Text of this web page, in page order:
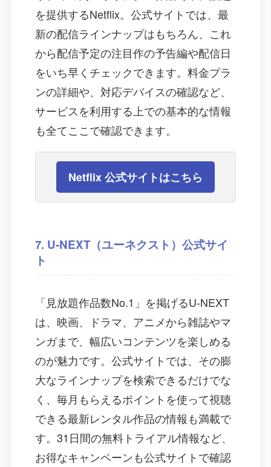
を提供するNetflix。公式サイトでは、最
新の配信ラインナップはもちろん、これ
から配信予定の注目作の予告編や配信日
をいち早くチェックできます。料金プラ
ンの詳細や、対応デバイスの確認など、
サービスを利用する上での基本的な情報
も全てここで確認できます。
Netflix 公式サイトはこちら
7. U-NEXT（ユーネクスト）公式サイ
ト
「見放題作品数No.1」を掲げるU-NEXT
は、映画、ドラマ、アニメから雑誌やマ
ンガまで、幅広いコンテンツを楽しめる
のが魅力です。公式サイトでは、その膨
大なラインナップを検索できるだけでな
く、毎月もらえるポイントを使って視聴
できる最新レンタル作品の情報も満載で
す。31日間の無料トライアル情報など、
お得なキャンペーンも公式サイトで確認